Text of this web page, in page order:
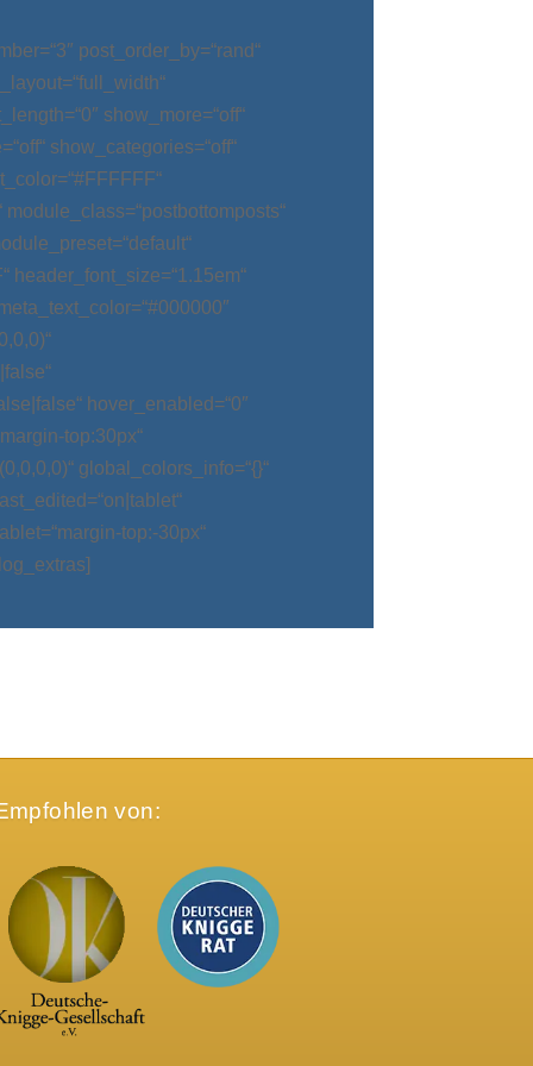
post_order_by=“rand“
show_more=“off“
show_categories=“off“
header_font_size=“1.15em“
hover_enabled=“0″
top:30px“
global_colors_info=“{}“
top:-30px“
von: